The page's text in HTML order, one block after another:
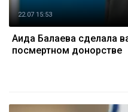
22.07 15:53
Аида Балаева сделала
посмертном донорстве